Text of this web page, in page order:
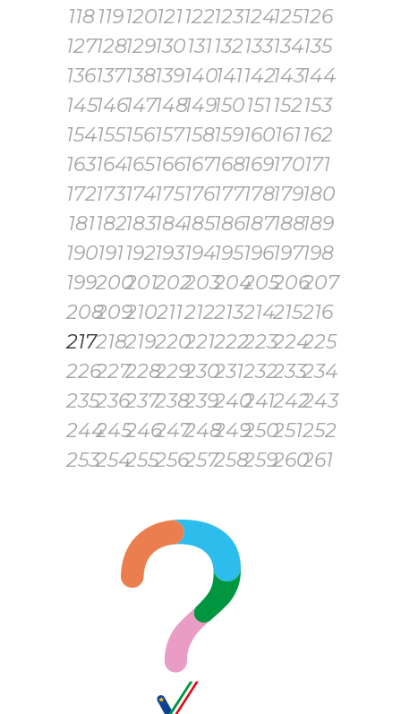
118 119120121122123124125126
127128129130131132133134135
136137138139140141142143144
145146147148149150151152153
154155156157158159160161162
163164165166167168169170171
172173174175176177178179180
181182183184185186187188189
190191192193194195196197198
199200201202203204205206207
208209210211212213214215216
217218219220221222223224225
226227228229230231232233234
235236237238239240241242243
244245246247248249250251252
253254255256257258259260261